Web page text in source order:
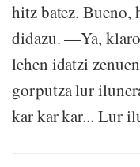
hitz batez. Bueno,
didazu. —Ya,
lehen idatzi
gorputza lur
kar kar kar... Lur